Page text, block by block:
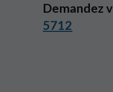
Demandez
5712